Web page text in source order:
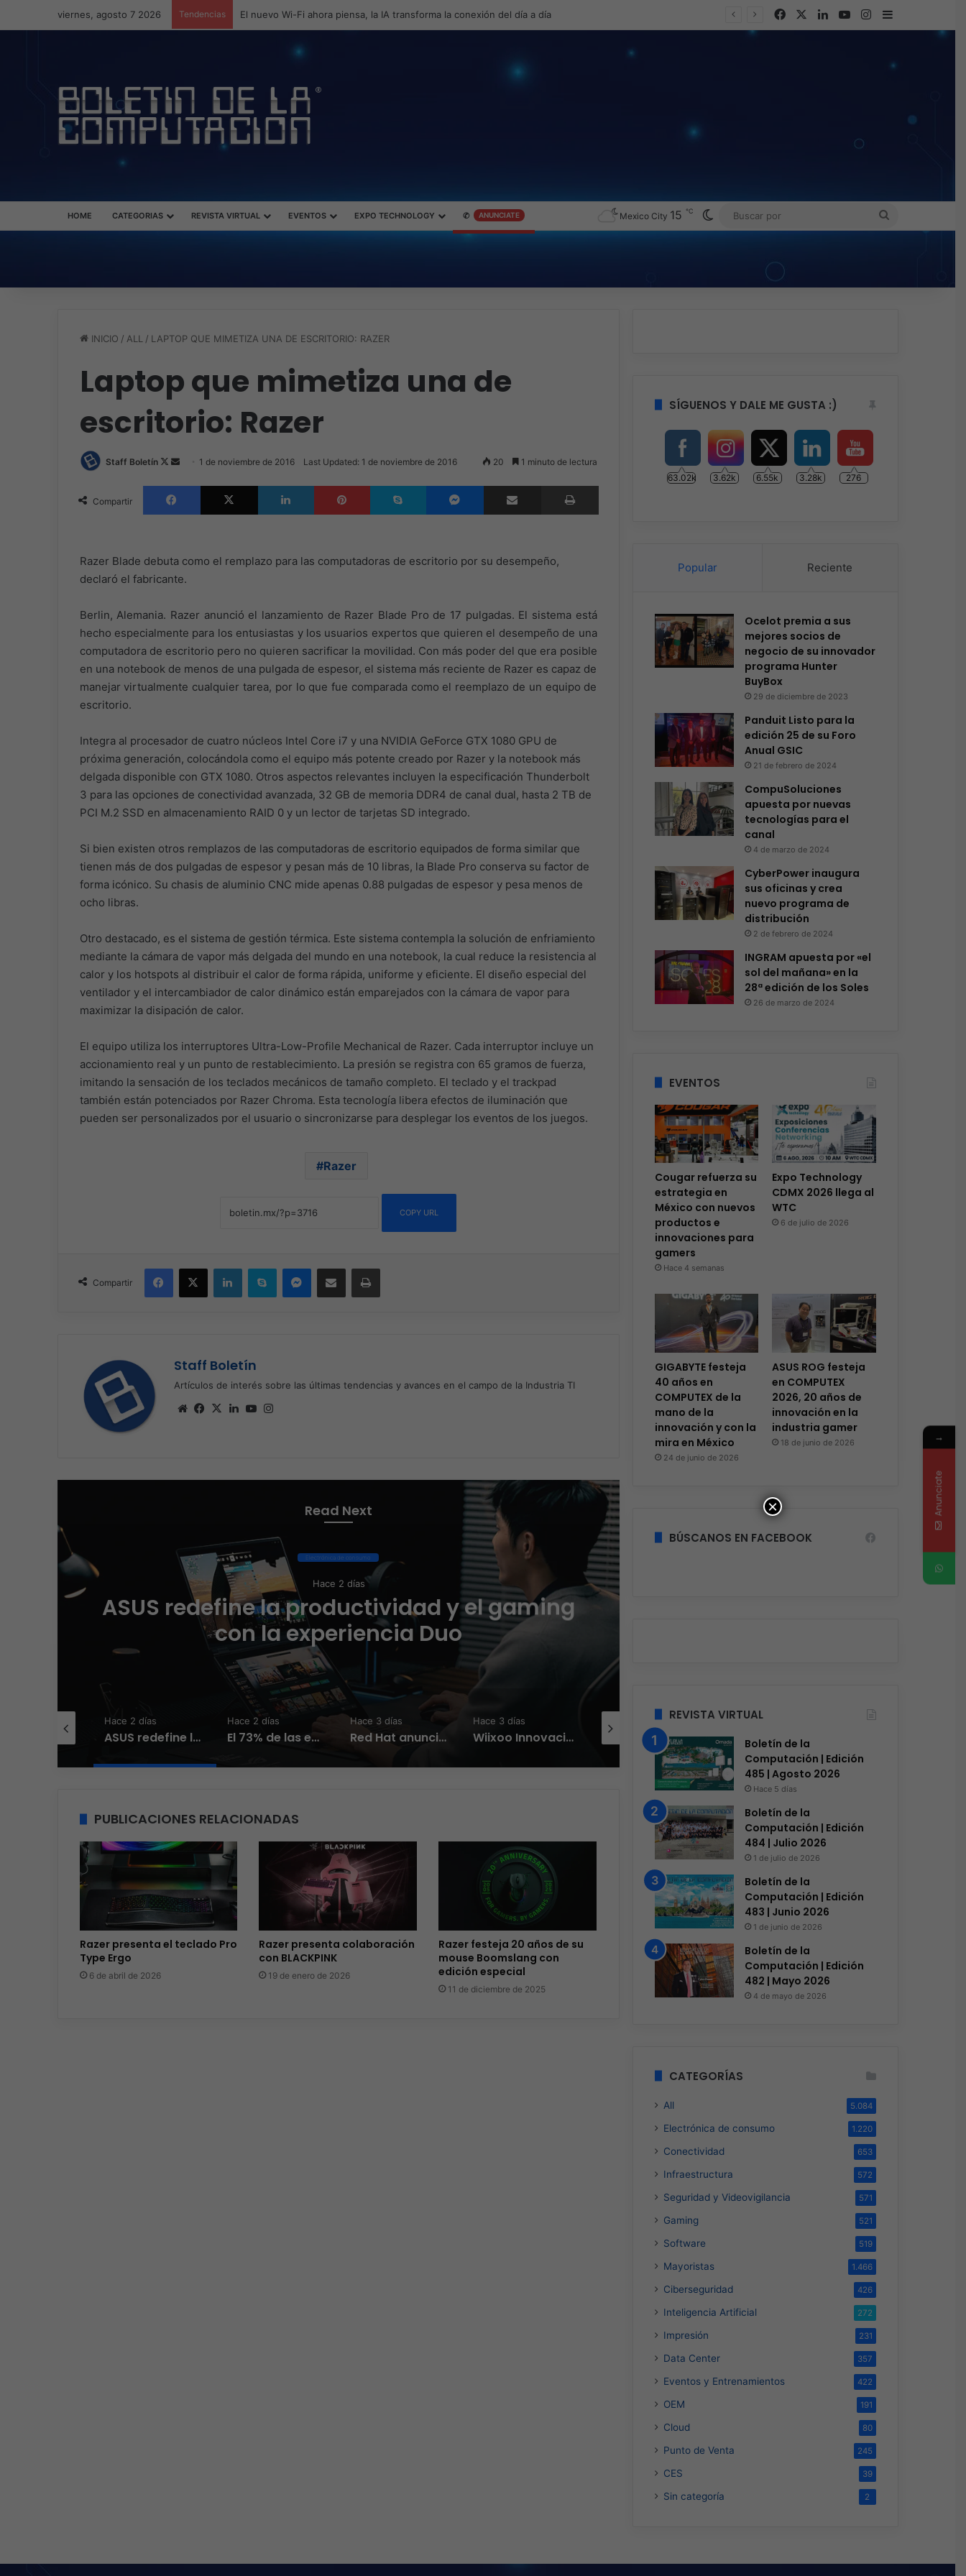
viernes, agosto 7 2026 Tendencias ASUS redefine la productividad y el gaming con la experiencia Duo FacebookLinkedInYouTubeInstagram
Barra lateral
HOME CATEGORIAS REVISTA VIRTUAL EVENTOS EXPO TECHNOLOGY ✆ ANUNCIATE Mexico City 15 ℃ Switch skin
BUSCAR
INICIO / ALL / LAPTOP QUE MIMETIZA UNA DE ESCRITORIO: RAZER
Laptop que mimetiza una de
escritorio: Razer
Staff Boletín
Follow
X
Send 1 de noviembre de 2016 Last Updated: 1 de noviembre de 2016 20 1 minuto de lectura
Compartir
Facebook X LinkedIn Pinterest Skype Messenger Compartir por correo electrónico Imprimir
Razer Blade debuta como el remplazo para las computadoras de escritorio por su desempeño,
declaró el fabricante.
Berlin, Alemania. Razer anunció el lanzamiento de Razer Blade Pro de 17 pulgadas. El sistema está
hecho especialmente para los entusiastas y los usuarios expertos que quieren el desempeño de una
computadora de escritorio pero no quieren sacrificar la movilidad. Con más poder del que era posible
en una notebook de menos de una pulgada de espesor, el sistema más reciente de Razer es capaz de
manejar virtualmente cualquier tarea, por lo que fue comparada como el reemplazo de un equipo de
escritorio.
Integra al procesador de cuatro núcleos Intel Core i7 y una NVIDIA GeForce GTX 1080 GPU de
próxima generación, colocándola como el equipo más potente creado por Razer y la notebook más
delgada disponible con GTX 1080. Otros aspectos relevantes incluyen la especificación Thunderbolt
3 para las opciones de conectividad avanzada, 32 GB de memoria DDR4 de canal dual, hasta 2 TB de
PCI M.2 SSD en almacenamiento RAID 0 y un lector de tarjetas SD integrado.
Si bien existen otros remplazos de las computadoras de escritorio equipados de forma similar que
tienen más de dos pulgadas de espesor y pesan más de 10 libras, la Blade Pro conserva su factor de
forma icónico. Su chasis de aluminio CNC mide apenas 0.88 pulgadas de espesor y pesa menos de
ocho libras.
Otro destacado, es el sistema de gestión térmica. Este sistema contempla la solución de enfriamiento
mediante la cámara de vapor más delgada del mundo en una notebook, la cual reduce la resistencia al
calor y los hotspots al distribuir el calor de forma rápida, uniforme y eficiente. El diseño especial del
ventilador y el intercambiador de calor dinámico están emparejados con la cámara de vapor para
maximizar la disipación de calor.
El equipo utiliza los interruptores Ultra-Low-Profile Mechanical de Razer. Cada interruptor incluye un
accionamiento real y un punto de restablecimiento. La presión se registra con 65 gramos de fuerza,
imitando la sensación de los teclados mecánicos de tamaño completo. El teclado y el trackpad
también están potenciados por Razer Chroma. Esta tecnología libera efectos de iluminación que
pueden ser personalizados por el usuario o sincronizarse para desplegar los eventos de los juegos.
Razer
COPY URL
Compartir
Facebook
X LinkedInSkype MessengerCompartir por correo electrónicoImprimir
Staff Boletín
Artículos de interés sobre las últimas tendencias y avances en el campo de la Industria TI
SitioFacebook
X LinkedInYouTube
Read Next
Electrónica de consumo
Hace 2 días
ASUS redefine la productividad y el gaming
con la experiencia Duo
Hace 2 días
Hace 2 días
ASUS redefine la productividad y el gaming con la experiencia Duo
Hace 2 días
El 73% de las empresas en LATAM aseguran que el phishing sigue funcionando
Hace 3 días
Red Hat anuncia a Sinuhé Sánchez como nuevo Chief Architect para el norte de LATAM
Hace 3 días
Wiixoo Innovación, escalabilidad y democratización de la tecnología en México Licencias OnLine y Radware la IA que redefine la estrategia de ciberseguridad
Hace 3 días Hace 3 días
PUBLICACIONES RELACIONADAS
Razer presenta el teclado Pro
Type Ergo
6 de abril de 2026
Razer presenta colaboración
con BLACKPINK
19 de enero de 2026
Razer festeja 20 años de su
mouse Boomslang con
edición especial
11 de diciembre de 2025
SÍGUENOS Y DALE ME GUSTA :)
63.02k 3.62k 6.55k 3.28k 276
Popular Reciente
Ocelot premia a sus
mejores socios de
negocio de su innovador
programa Hunter
BuyBox
29 de diciembre de 2023
Panduit Listo para la
edición 25 de su Foro
Anual GSIC
21 de febrero de 2024
CompuSoluciones
apuesta por nuevas
tecnologías para el
canal
4 de marzo de 2024
CyberPower inaugura
sus oficinas y crea
nuevo programa de
distribución
2 de febrero de 2024
INGRAM apuesta por «el
sol del mañana» en la
28ª edición de los Soles
26 de marzo de 2024
EVENTOS
Cougar refuerza su
estrategia en
México con nuevos
productos e
innovaciones para
gamers
Hace 4 semanas
Expo Technology
CDMX 2026 llega al
WTC
6 de julio de 2026
GIGABYTE festeja
40 años en
COMPUTEX de la
mano de la
innovación y con la
mira en México
24 de junio de 2026
ASUS ROG festeja
en COMPUTEX
2026, 20 años de
innovación en la
industria gamer
18 de junio de 2026
BÚSCANOS EN FACEBOOK
REVISTA VIRTUAL
Boletín de la
Computación | Edición
485 | Agosto 2026
Hace 5 días
Boletín de la
Computación | Edición
484 | Julio 2026
1 de julio de 2026
Boletín de la
Computación | Edición
483 | Junio 2026
1 de junio de 2026
Boletín de la
Computación | Edición
482 | Mayo 2026
4 de mayo de 2026
CATEGORÍAS
All 5.084
Electrónica de consumo 1.220
Conectividad 653
Infraestructura 572
Seguridad y Videovigilancia 571
Gaming 521
Software 519
Mayoristas 1.466
Ciberseguridad 426
Inteligencia Artificial 272
Impresión 231
Data Center 357
Eventos y Entrenamientos 422
OEM 191
Cloud 80
Punto de Venta 245
CES 39
Sin categoría 2
×
→
Anunciate